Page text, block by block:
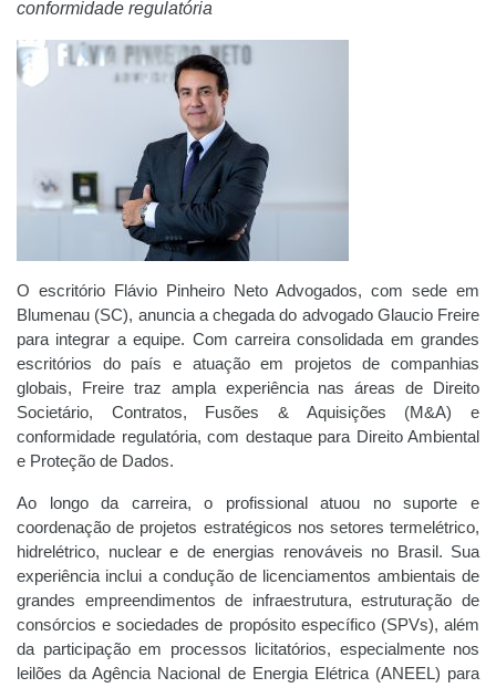
conformidade regulatória
O escritório Flávio Pinheiro Neto Advogados, com sede em
Blumenau (SC), anuncia a chegada do advogado Glaucio Freire
para integrar a equipe. Com carreira consolidada em grandes
escritórios do país e atuação em projetos de companhias
globais, Freire traz ampla experiência nas áreas de Direito
Societário, Contratos, Fusões & Aquisições (M&A) e
conformidade regulatória, com destaque para Direito Ambiental
e Proteção de Dados.
Ao longo da carreira, o profissional atuou no suporte e
coordenação de projetos estratégicos nos setores termelétrico,
hidrelétrico, nuclear e de energias renováveis no Brasil. Sua
experiência inclui a condução de licenciamentos ambientais de
grandes empreendimentos de infraestrutura, estruturação de
consórcios e sociedades de propósito específico (SPVs), além
da participação em processos licitatórios, especialmente nos
leilões da Agência Nacional de Energia Elétrica (ANEEL) para